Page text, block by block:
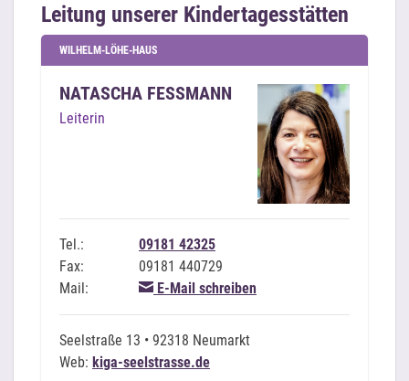
Leitung unserer Kindertagesstätten
WILHELM-LÖHE-HAUS
NATASCHA FESSMANN
Leiterin
Tel.:
09181 42325
Fax:
09181 440729
Mail:
E-Mail schreiben
Seelstraße 13 • 92318 Neumarkt
Web: kiga-seelstrasse.de